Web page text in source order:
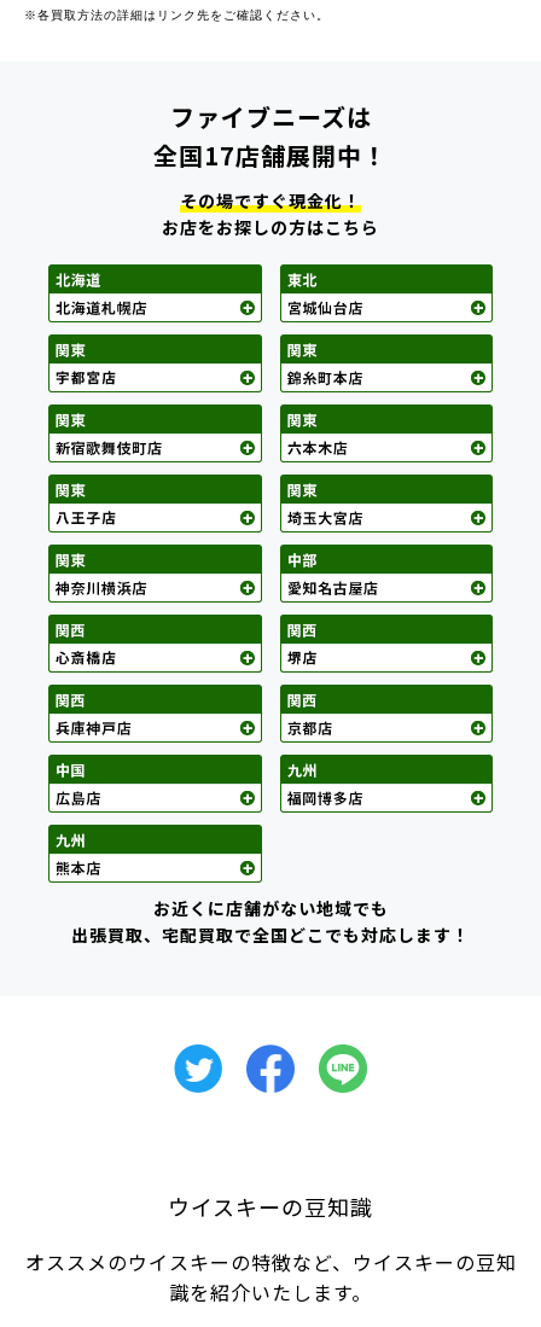
※各買取方法の詳細はリンク先をご確認ください。
ファイブニーズは
全国17店舗展開中！
その場ですぐ現金化！
お店をお探しの方はこちら
お近くに店舗がない地域でも
出張買取、宅配買取で全国どこでも対応します！
ウイスキーの豆知識
オススメのウイスキーの特徴など、ウイスキーの豆知
識を紹介いたします。